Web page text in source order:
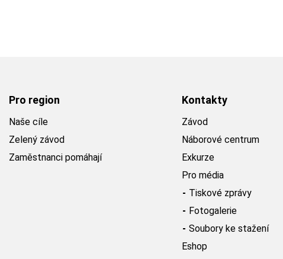
Pro region
Naše cíle
Zelený závod
Zaměstnanci pomáhají
Kontakty
Závod
Náborové centrum
Exkurze
Pro média
Tiskové zprávy
Fotogalerie
Soubory ke stažení
Eshop